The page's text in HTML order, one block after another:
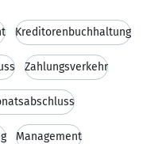
Kreditorenbuchhaltung
Zahlungsverkehr
Management